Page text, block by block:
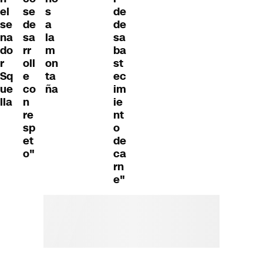
el
se
na
do
r
Sq
ue
lla
se
de
sa
rr
oll
e
co
n
re
sp
et
o"
s
a
la
m
on
ta
ña
de
de
sa
ba
st
ec
im
ie
nt
o
de
ca
rn
e"